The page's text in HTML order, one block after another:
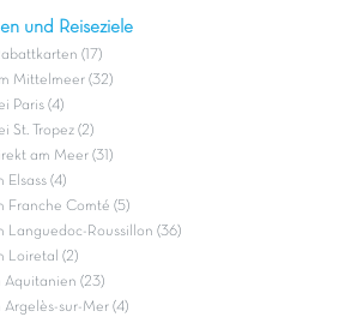
und Reiseziele
(17)
Mittelmeer (32)
Paris (4)
St. Tropez (2)
am Meer (31)
(4)
Franche Comté (5)
Languedoc-Roussillon (36)
Loiretal (2)
Aquitanien (23)
sur-Mer (4)